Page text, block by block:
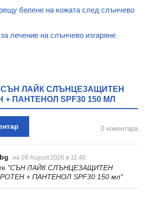
белене на кожата след слънчево
лечение на слънчево изгаряне
ЛАЙК СЛЪНЦЕЗАЩИТЕН
ПАНТЕНОЛ SPF30 150 МЛ
0 коментара
на 09 August 2026 в 11:40
"СЪН ЛАЙК СЛЪНЦЕЗАЩИТЕН
+ ПАНТЕНОЛ SPF30 150 мл"